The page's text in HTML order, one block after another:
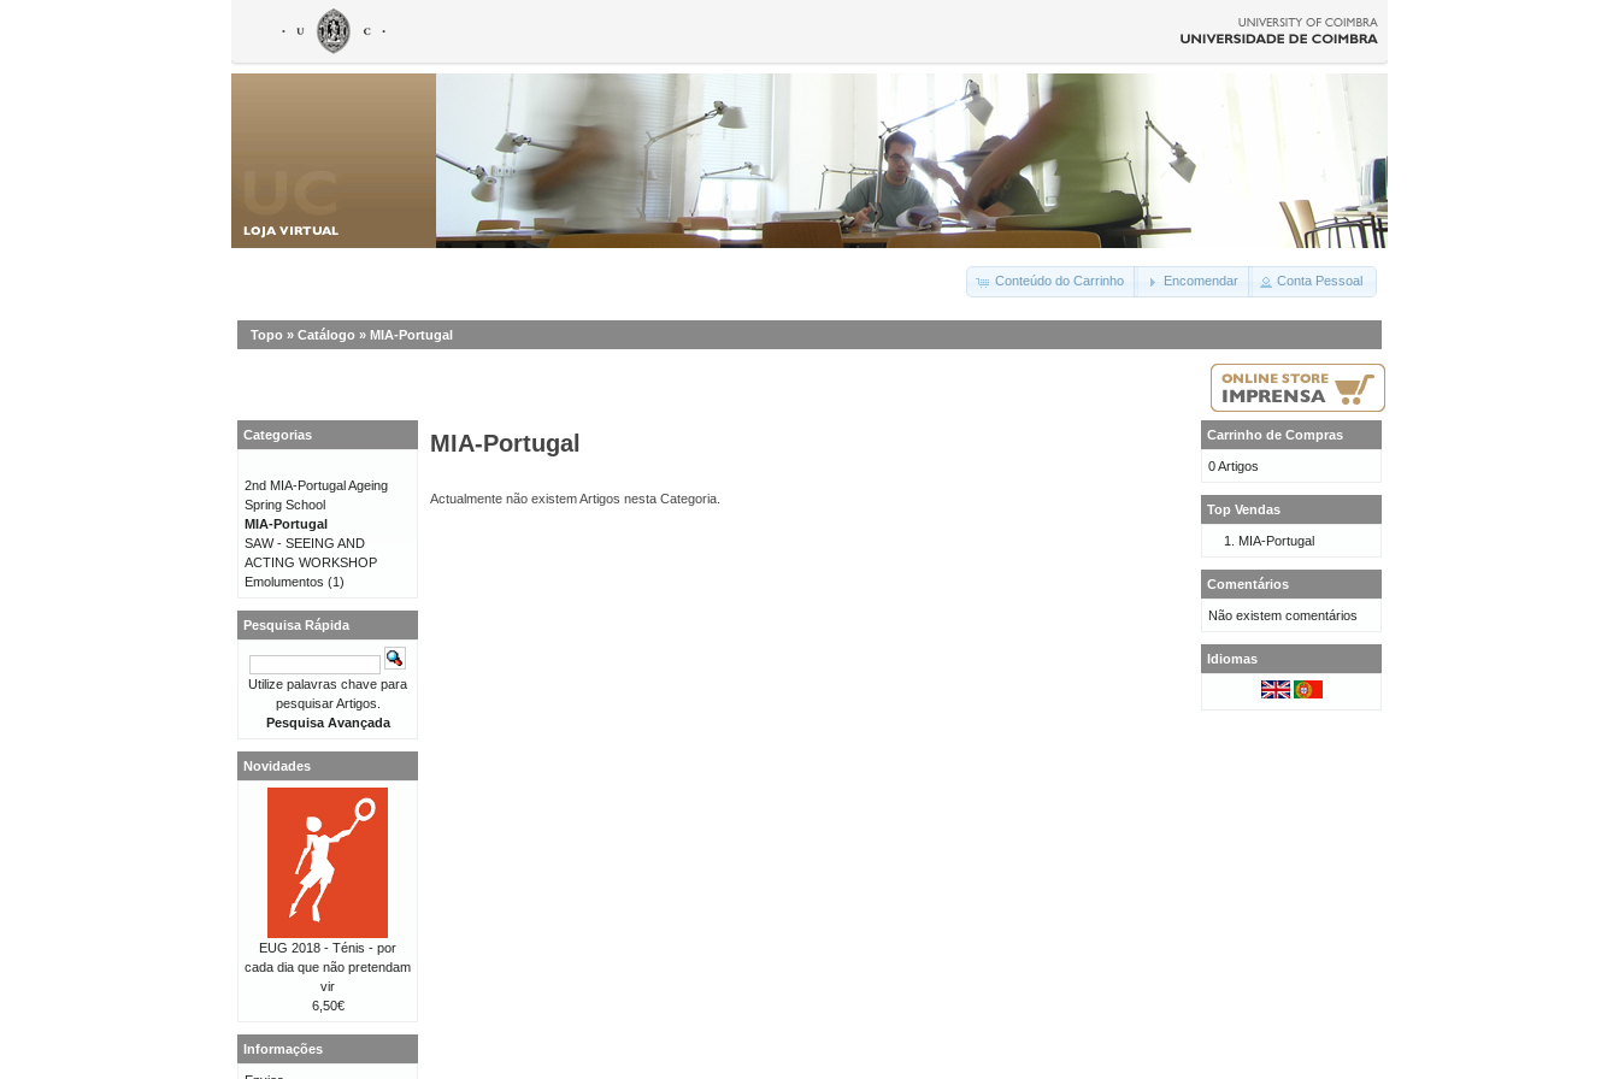
Conteúdo do Carrinho Encomendar Conta Pessoal
Topo » Catálogo » MIA-Portugal
MIA-Portugal
Actualmente não existem Artigos nesta Categoria.
Categorias
2nd MIA-Portugal Ageing
Spring School
MIA-Portugal
SAW - SEEING AND
ACTING WORKSHOP
Emolumentos (1)
Pesquisa Rápida
Utilize palavras chave para
pesquisar Artigos.
Pesquisa Avançada
Novidades
EUG 2018 - Ténis - por
cada dia que não pretendam
vir
6,50€
Informações
Carrinho de Compras
0 Artigos
Top Vendas
MIA-Portugal
Comentários
Não existem comentários
Idiomas